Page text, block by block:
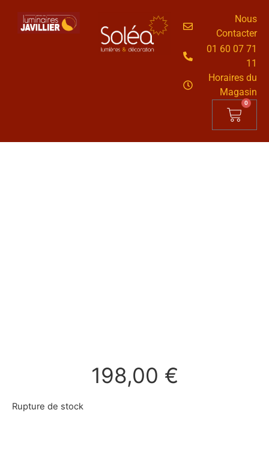
Nous
Contacter
01 60 07 71
11
Horaires du
Magasin
0
198,00 €
Rupture de stock